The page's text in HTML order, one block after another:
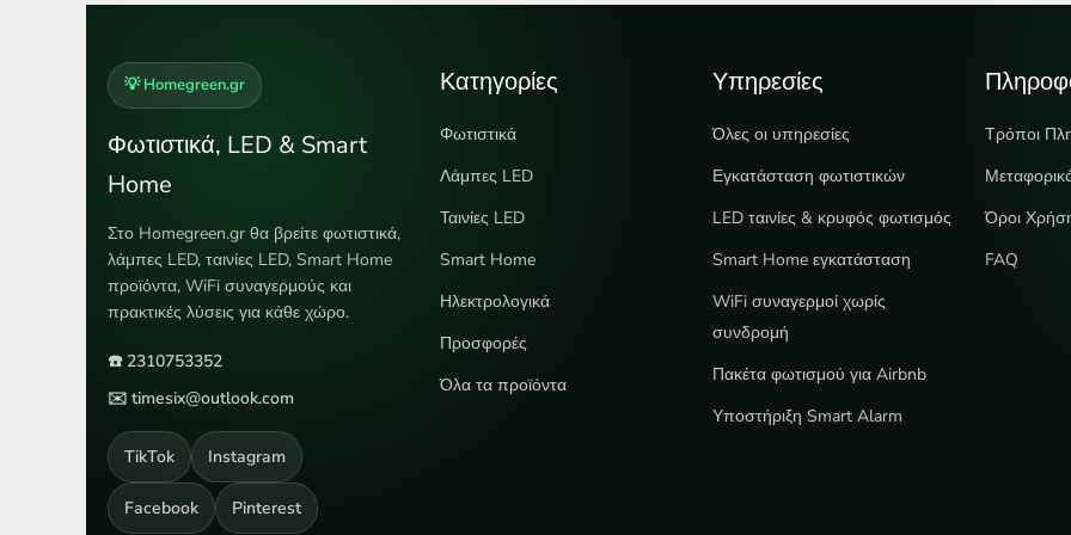
💡 Homegreen.gr
Φωτιστικά, LED & Smart
Home
Στο Homegreen.gr θα βρείτε φωτιστικά,
λάμπες LED, ταινίες LED, Smart Home
προϊόντα, WiFi συναγερμούς και
πρακτικές λύσεις για κάθε χώρο.
☎️ 2310753352
✉️ timesix@outlook.com
TikTok Instagram
Facebook Pinterest
Κατηγορίες
Φωτιστικά
Λάμπες LED
Ταινίες LED
Smart Home
Ηλεκτρολογικά
Προσφορές
Όλα τα προϊόντα
Υπηρεσίες
Όλες οι υπηρεσίες
Εγκατάσταση φωτιστικών
LED ταινίες & κρυφός φωτισμός
Smart Home εγκατάσταση
WiFi συναγερμοί χωρίς
συνδρομή
Πακέτα φωτισμού για Airbnb
Υποστήριξη Smart Alarm
Τρόποι
Όροι
FAQ